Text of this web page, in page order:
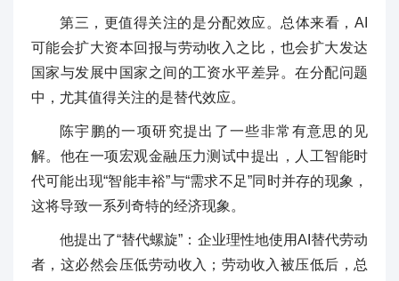
第三，更值得关注的是分配效应。总体来看，AI
可能会扩大资本回报与劳动收入之比，也会扩大发达
国家与发展中国家之间的工资水平差异。在分配问题
中，尤其值得关注的是替代效应。
陈宇鹏的一项研究提出了一些非常有意思的见
解。他在一项宏观金融压力测试中提出，人工智能时
代可能出现“智能丰裕”与“需求不足”同时并存的现象，
这将导致一系列奇特的经济现象。
他提出了“替代螺旋”：企业理性地使用AI替代劳动
者，这必然会压低劳动收入；劳动收入被压低后，总